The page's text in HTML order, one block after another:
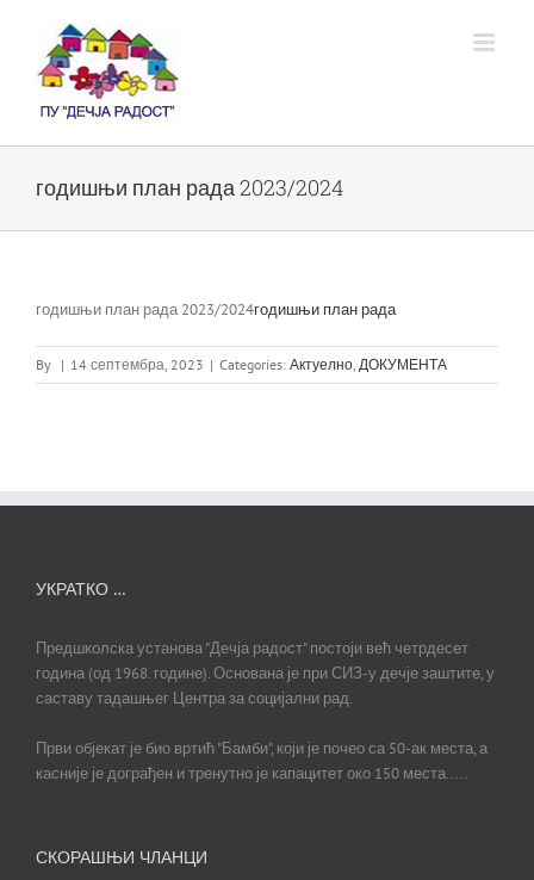
content
годишњи план рада 2023/2024
годишњи план рада 2023/2024годишњи план рада
By | 14 септембра, 2023 | Categories: Актуелно, ДОКУМЕНТА
УКРАТКО …
Предшколска установа "Дечја радост" постоји већ четрдесет
година (од 1968. године). Основана је при СИЗ-у дечје заштите, у
саставу тадашњег Центра за социјални рад.
Први објекат је био вртић "Бамби", који је почео са 50-ак места, а
касније је дограђен и тренутно је капацитет око 150 места.....
СКОРАШЊИ ЧЛАНЦИ